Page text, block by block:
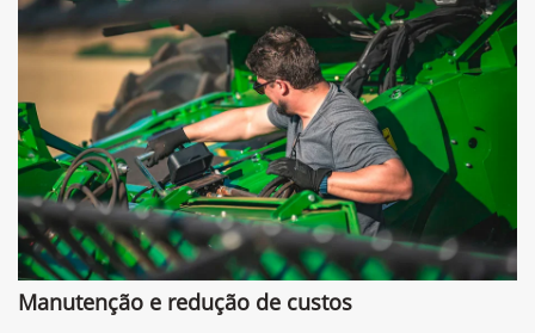
Manutenção e redução de custos